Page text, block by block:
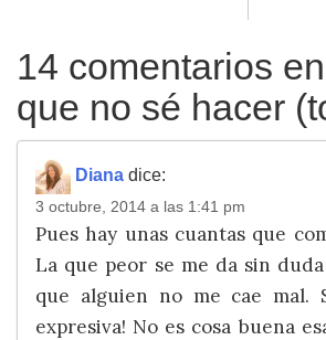
14 comentarios en
que no sé hacer
Diana dice:
3 octubre, 2014 a las 1:41 pm
Pues hay unas cuantas que
La que peor se me da sin
que alguien no me cae mal.
expresiva! No es cosa buena